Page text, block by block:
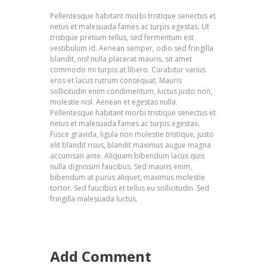
Pellentesque habitant morbi tristique senectus et
netus et malesuada fames ac turpis egestas. Ut
tristique pretium tellus, sed fermentum est
vestibulum id. Aenean semper, odio sed fringilla
blandit, nisl nulla placerat mauris, sit amet
commodo mi turpis at libero. Curabitur varius
eros et lacus rutrum consequat. Mauris
sollicitudin enim condimentum, luctus justo non,
molestie nisl. Aenean et egestas nulla.
Pellentesque habitant morbi tristique senectus et
netus et malesuada fames ac turpis egestas.
Fusce gravida, ligula non molestie tristique, justo
elit blandit risus, blandit maximus augue magna
accumsan ante. Aliquam bibendum lacus quis
nulla dignissim faucibus. Sed mauris enim,
bibendum at purus aliquet, maximus molestie
tortor. Sed faucibus et tellus eu sollicitudin. Sed
fringilla malesuada luctus.
Add Comment